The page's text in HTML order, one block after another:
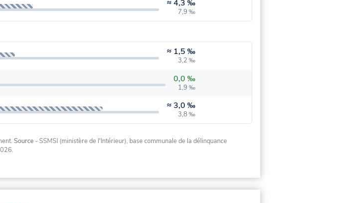
≈4,3 ‰
7,9 ‰
≈ 1,5 ‰
3,2 ‰
0,0 ‰
1,9 ‰
≈ 3,0 ‰
3,8 ‰
Source - SSMSI (ministère de l'Intérieur), base communale de la délinquance
.